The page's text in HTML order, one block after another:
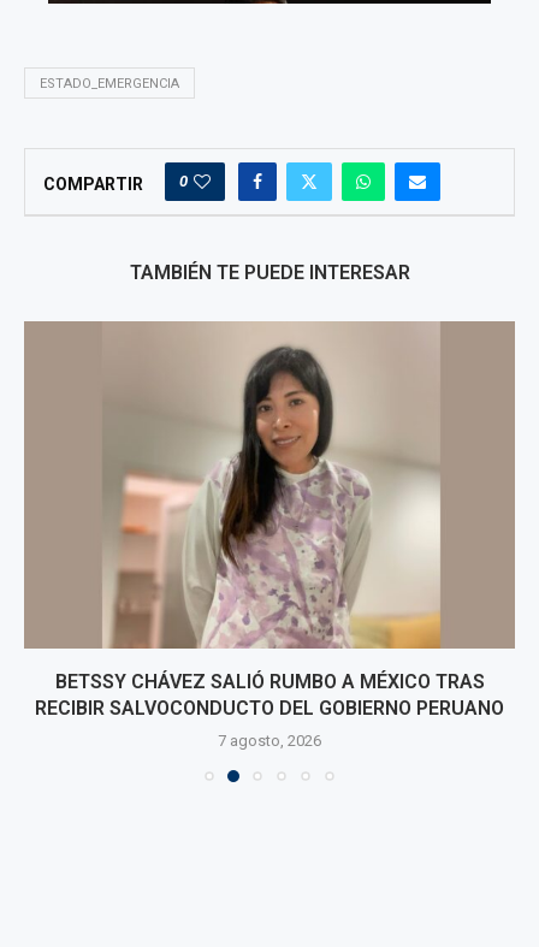
ESTADO_EMERGENCIA
COMPARTIR 0
TAMBIÉN TE PUEDE INTERESAR
BETSSY CHÁVEZ SALIÓ RUMBO A MÉXICO TRAS
RECIBIR SALVOCONDUCTO DEL GOBIERNO PERUANO
7 agosto, 2026